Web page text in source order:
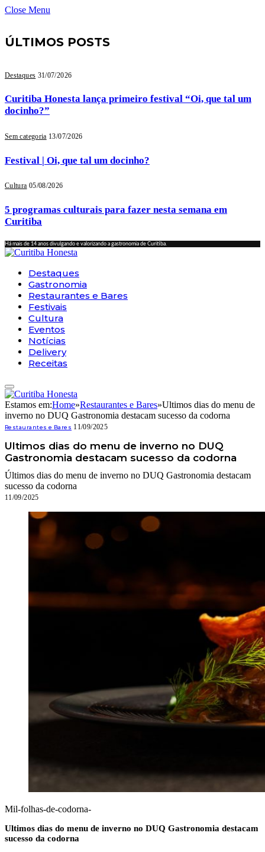
Close Menu
ÚLTIMOS POSTS
Destaques 31/07/2026
Curitiba Honesta lança primeiro festival “Oi, que tal um
docinho?”
Sem categoria 13/07/2026
Festival | Oi, que tal um docinho?
Cultura 05/08/2026
5 programas culturais para fazer nesta semana em
Curitiba
Há mais de 14 anos divulgando e valorizando a gastronomia de Curitiba.
Destaques
Gastronomia
Restaurantes e Bares
Festivais
Cultura
Eventos
Notícias
Delivery
Receitas
Estamos em:Home»Restaurantes e Bares»Ultimos dias do menu de
inverno no DUQ Gastronomia destacam sucesso da codorna
Restaurantes e Bares 11/09/2025
Ultimos dias do menu de inverno no DUQ
Gastronomia destacam sucesso da codorna
Últimos dias do menu de inverno no DUQ Gastronomia destacam
sucesso da codorna
11/09/2025
Mil-folhas-de-codorna-
Ultimos dias do menu de inverno no DUQ Gastronomia destacam
sucesso da codorna